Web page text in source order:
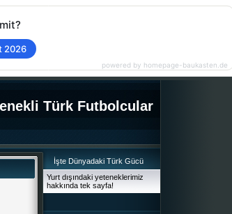
Türk Futbolcular
İşte Dünyadaki Türk Gücü
Yurt dışındaki yeteneklerimiz
hakkında tek sayfa!
2026
powered by homepage-baukasten.de